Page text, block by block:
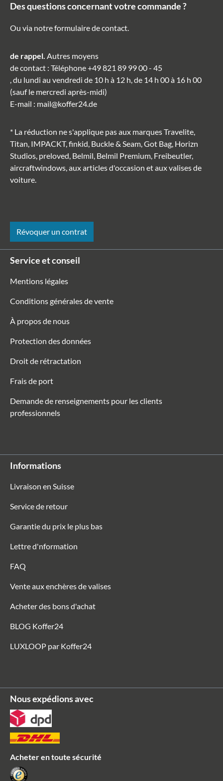
Des questions concernant votre commande ?
Ou via notre formulaire de contact.
de rappel. Autres moyens
de contact : Téléphone+49 821 89 99 00 - 45
, du lundi au vendredi de 10 h à 12 h, de 14 h 00 à 16 h 00
(sauf le mercredi après-midi)
E-mail : mail@koffer24.de
* La réduction ne s'applique pas aux marques Travelite,
Titan, IMPACKT, finkid, Buckle & Seam, Got Bag, Horizn
Studios, preloved, Belmil, Belmil Premium, Freibeutler,
aircraftwindows, aux articles d'occasion et aux valises de
voiture.
Révoquer un contrat
Service et conseil
Mentions légales
Conditions générales de vente
À propos de nous
Protection des données
Droit de rétractation
Frais de port
Demande de renseignements pour les clients
professionnels
Informations
Livraison en Suisse
Service de retour
Garantie du prix le plus bas
Lettre d'nformation
FAQ
Vente aux enchères de valises
Acheter des bons d'achat
BLOG Koffer24
LUXLOOP par Koffer24
Nous expédions avec
Acheter en toute sécurité